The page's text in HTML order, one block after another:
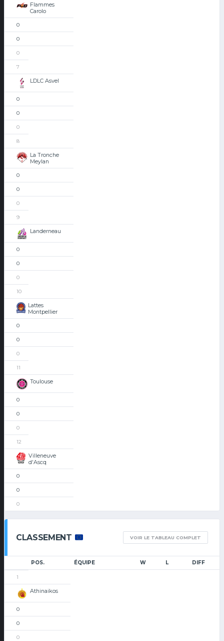
Flammes
Carolo
0
0
0
7
LDLC Asvel
0
0
0
8
La Tronche
Meylan
0
0
0
9
Landerneau
0
0
0
10
Lattes
Montpellier
0
0
0
11
Toulouse
0
0
0
12
Villeneuve
d'Ascq
0
0
0
CLASSEMENT VOIR LE TABLEAU COMPLET
POS. ÉQUIPE W L DIFF
1
Athinaikos
0
0
0